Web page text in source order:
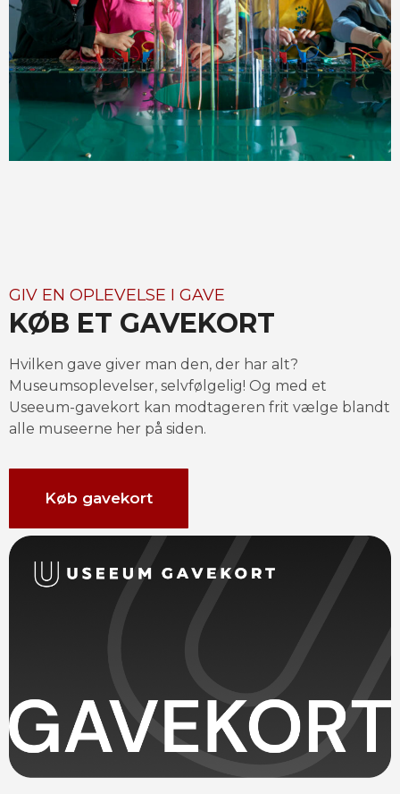
GIV EN OPLEVELSE I GAVE
KØB ET GAVEKORT
Hvilken gave giver man den, der har alt?
Museumsoplevelser, selvfølgelig! Og med et
Useeum-gavekort kan modtageren frit vælge blandt
alle museerne her på siden.
Køb gavekort